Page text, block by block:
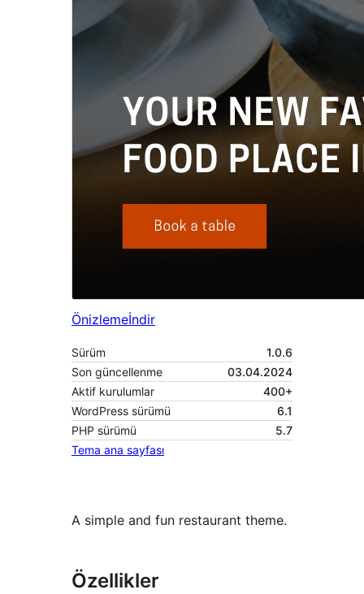
Önizlemeİndir
Sürüm
1.0.6
Son güncellenme
03.04.2024
Aktif kurulumlar
400+
WordPress sürümü
6.1
PHP sürümü
5.7
Tema ana sayfası
A simple and fun restaurant theme.
Özellikler